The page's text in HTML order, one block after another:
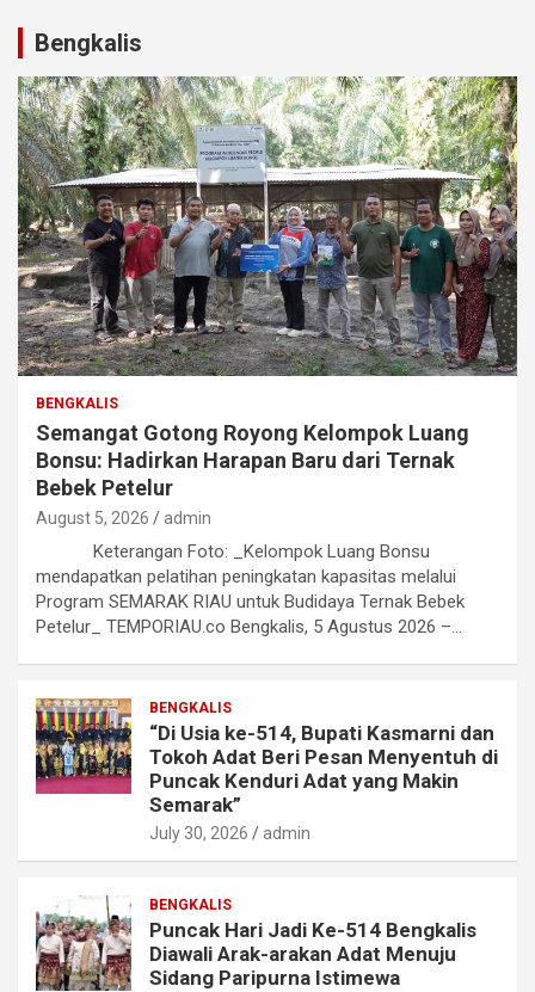
Bengkalis
BENGKALIS
Semangat Gotong Royong Kelompok Luang
Bonsu: Hadirkan Harapan Baru dari Ternak
Bebek Petelur
August 5, 2026 admin
Keterangan Foto: _Kelompok Luang Bonsu
mendapatkan pelatihan peningkatan kapasitas melalui
Program SEMARAK RIAU untuk Budidaya Ternak Bebek
Petelur_ TEMPORIAU.co Bengkalis, 5 Agustus 2026 –…
BENGKALIS
“Di Usia ke-514, Bupati Kasmarni dan
Tokoh Adat Beri Pesan Menyentuh di
Puncak Kenduri Adat yang Makin
Semarak”
July 30, 2026 admin
BENGKALIS
Puncak Hari Jadi Ke-514 Bengkalis
Diawali Arak-arakan Adat Menuju
Sidang Paripurna Istimewa